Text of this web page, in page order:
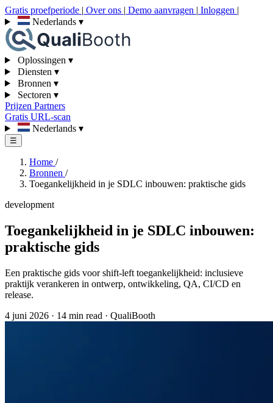
Gratis proefperiode | Over ons | Demo aanvragen | Inloggen |
Nederlands ▾
Oplossingen ▾
Diensten ▾
Bronnen ▾
Sectoren ▾
Prijzen Partners
Gratis URL-scan
Nederlands ▾
☰
Home /
Bronnen /
Toegankelijkheid in je SDLC inbouwen: praktische gids
development
Toegankelijkheid in je SDLC inbouwen:
praktische gids
Een praktische gids voor shift-left toegankelijkheid: inclusieve
praktijk verankeren in ontwerp, ontwikkeling, QA, CI/CD en
release.
4 juni 2026 · 14 min read · QualiBooth